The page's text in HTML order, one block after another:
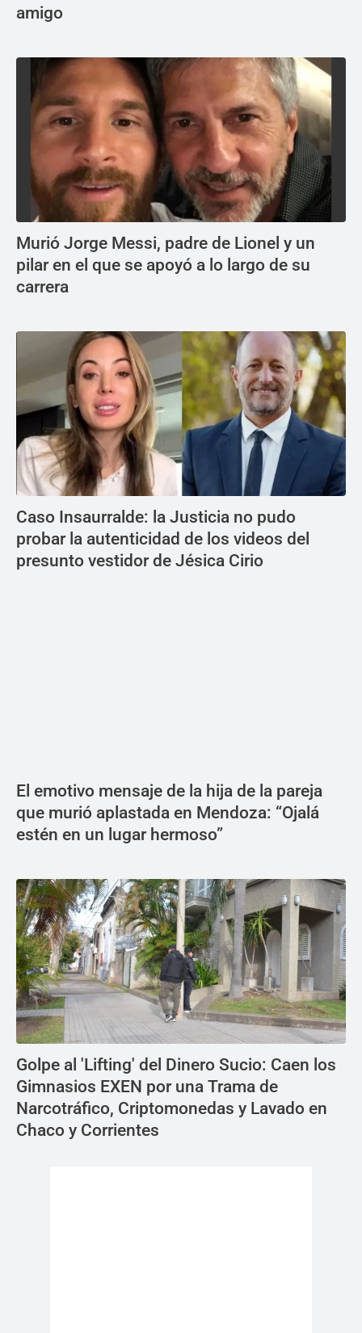
amigo
Murió Jorge Messi, padre de Lionel y un
pilar en el que se apoyó a lo largo de su
carrera
Caso Insaurralde: la Justicia no pudo
probar la autenticidad de los videos del
presunto vestidor de Jésica Cirio
El emotivo mensaje de la hija de la pareja
que murió aplastada en Mendoza: “Ojalá
estén en un lugar hermoso”
Golpe al 'Lifting' del Dinero Sucio: Caen los
Gimnasios EXEN por una Trama de
Narcotráfico, Criptomonedas y Lavado en
Chaco y Corrientes